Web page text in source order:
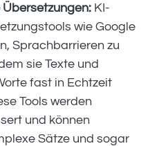
KI-
wie Google
Sprachbarrieren zu
sie Texte und
fast in Echtzeit
Tools werden
und können
Sätze und sogar